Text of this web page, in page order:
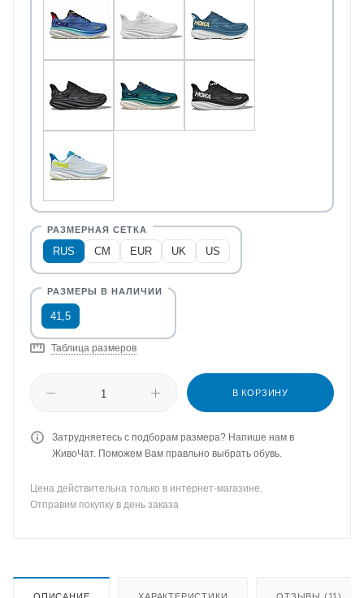
RUS CM EUR UK US
41,5
Таблица размеров
В КОРЗИНУ
Затрудняетесь с подборам размера? Напише нам в
ЖивоЧат. Поможем Вам правльно выбрать обувь.
Цена действительна только в интернет-магазине.
Отправим покупку в день заказа